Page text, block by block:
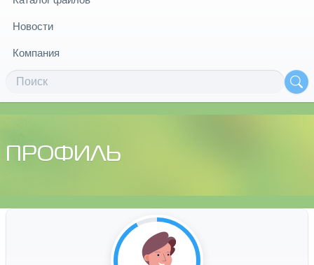
Новости
Компания
ПРОФИЛЬ